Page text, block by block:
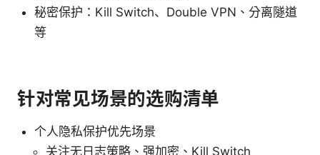
秘密保护：Kill Switch、Double VPN、分离隧道
等
针对常见场景的选购清单
个人隐私保护优先场景
关注无日志策略、强加密、Kill Switch